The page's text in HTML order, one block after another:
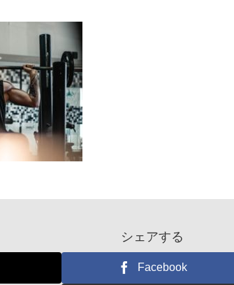
シェアする
Facebook